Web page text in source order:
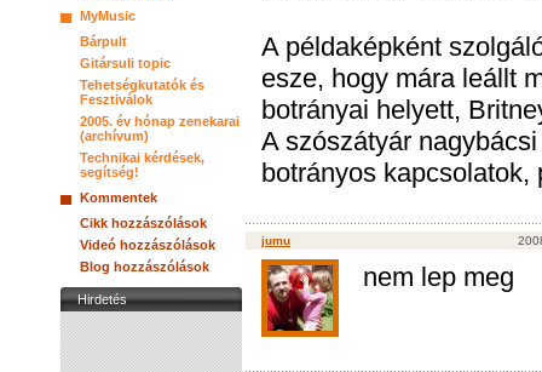
MyMusic
Bárpult
Gitársuli topic
Tehetségkutatók és
Fesztiválok
2005. év hónap zenekarai
(archívum)
Technikai kérdések,
segítség!
Kommentek
Cikk hozzászólások
Videó hozzászólások
Blog hozzászólások
Hirdetés
A példaképként
esze, hogy mára leállt
botrányai helyett,
A szószátyár
botrányos kapcsolatok,
jumu
nem lep meg